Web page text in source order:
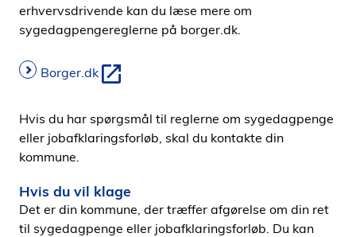
erhvervsdrivende kan du læse mere om
sygedagpengereglerne på borger.dk.
Borger.dk
Hvis du har spørgsmål til reglerne om sygedagpenge
eller jobafklaringsforløb, skal du kontakte din
kommune.
Hvis du vil klage
Det er din kommune, der træffer afgørelse om din ret
til sygedagpenge eller jobafklaringsforløb. Du kan